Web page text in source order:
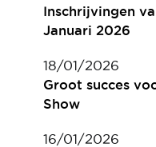
Inschrijvingen
Januari 2026
18/01/2026
Groot succes
Show
16/01/2026